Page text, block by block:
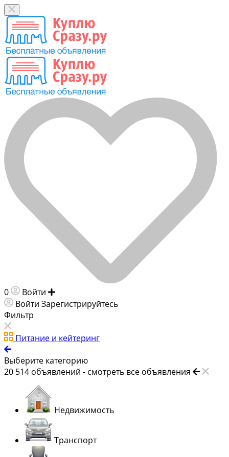
0 Войти
Войти Зарегистрируйтесь
Фильтр
Питание и кейтеринг
Выберите категорию
20 514 объявлений - смотреть все объявления
Недвижимость
Транспорт